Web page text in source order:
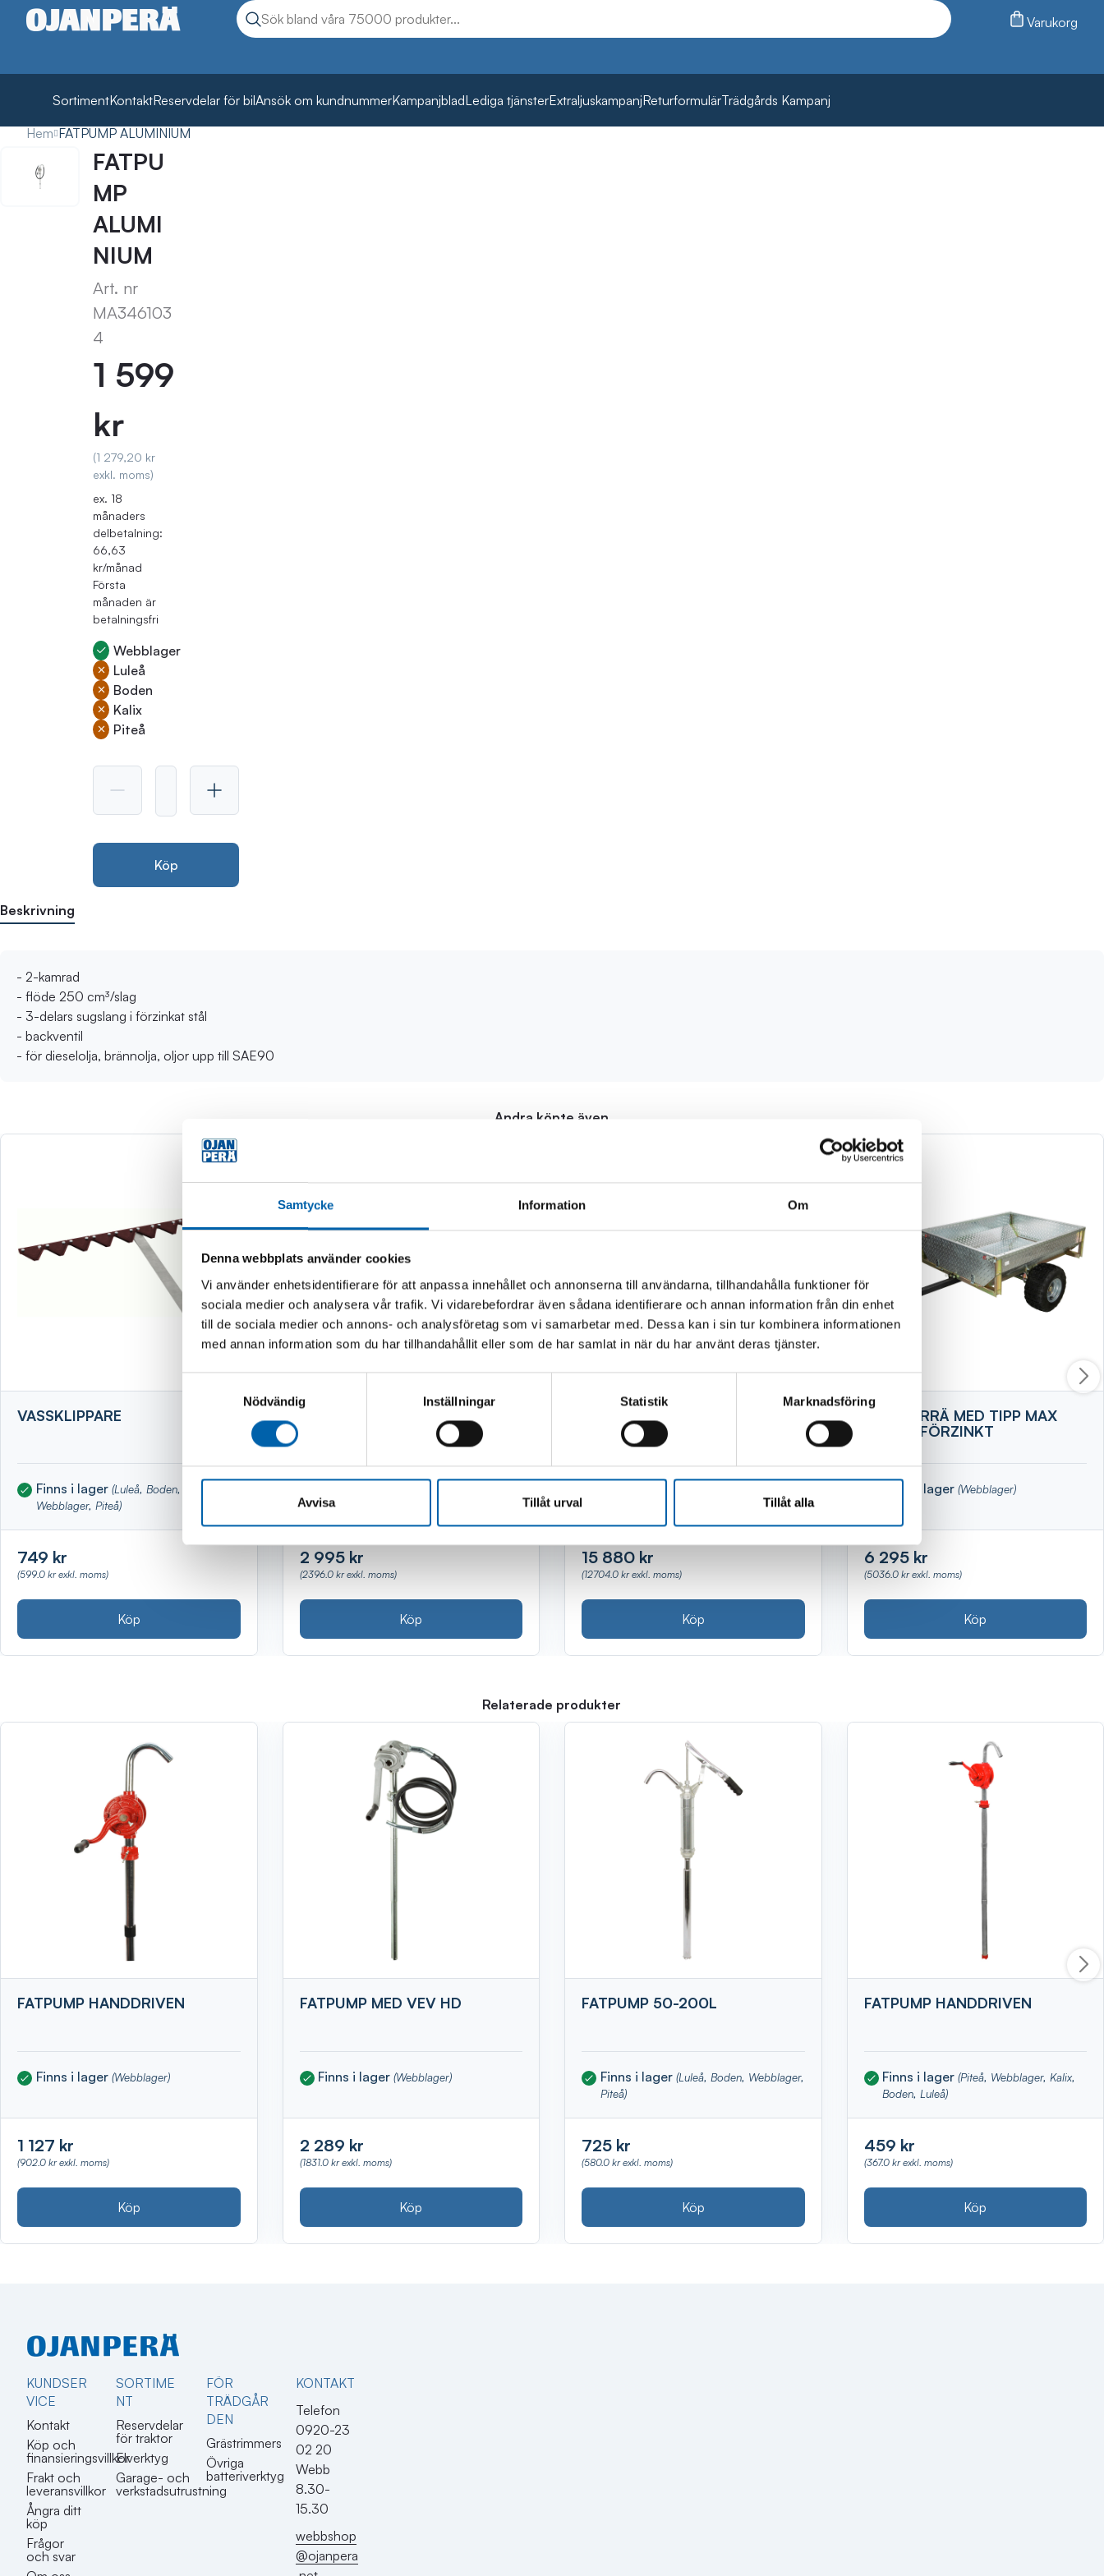
Samtycke Information Om
Denna webbplats använder cookies
Vi använder enhetsidentifierare för att anpassa innehållet och annonserna till användarna, tillhandahålla funktioner för
sociala medier och analysera vår trafik. Vi vidarebefordrar även sådana identifierare och annan information från din enhet
till de sociala medier och annons- och analysföretag som vi samarbetar med. Dessa kan i sin tur kombinera informationen
med annan information som du har tillhandahållit eller som de har samlat in när du har använt deras tjänster.
Nödvändig
Inställningar Statistik Marknadsföring
Avvisa Tillåt urval Tillåt alla
Sök produkter
Sök Varukorg
SortimentKontaktReservdelar för bilAnsök om kundnummerKampanjbladLediga tjänsterExtraljuskampanjReturformulärTrädgårds Kampanj
Hem FATPUMP ALUMINIUM
FATPU
MP
ALUMI
NIUM
Art. nr
MA346103
4
1 599
kr
(1 279,20 kr
exkl. moms)
ex. 18
månaders
delbetalning:
66,63
kr/månad
Första
månaden är
betalningsfri
Webblager
Luleå
Boden
Kalix
Piteå
Köp
Beskrivning
- 2-kamrad
- flöde 250 cm³/slag
- 3-delars sugslang i förzinkat stål
- backventil
- för dieselolja, brännolja, oljor upp till SAE90
Andra köpte även
VASSKLIPPARE
Finns i lager (Luleå, Boden, Kalix,
Webblager, Piteå)
749 kr
(599.0 kr exkl. moms)
Köp
Webblager)
2 995 kr
(2396.0 kr exkl. moms)
Köp
15 880 kr
(12704.0 kr exkl. moms)
Köp
SLÄPKÄRRÄ MED TIPP MAX
400KG FÖRZINKT
Finns i lager(Webblager)
6 295 kr
(5036.0 kr exkl. moms)
Köp
Relaterade produkter
FATPUMP HANDDRIVEN
Finns i lager (Webblager)
1 127 kr
(902.0 kr exkl. moms)
Köp
FATPUMP MED VEV HD
Finns i lager(Webblager)
2 289 kr
(1831.0 kr exkl. moms)
Köp
FATPUMP 50-200L
Finns i lager (Luleå, Boden, Webblager,
Piteå)
725 kr
(580.0 kr exkl. moms)
Köp
FATPUMP HANDDRIVEN
Finns i lager(Piteå, Webblager, Kalix,
Boden, Luleå)
459 kr
(367.0 kr exkl. moms)
Köp
KUNDSER
VICE
Kontakt
Köp och
finansieringsvillkor
Frakt och
leveransvillkor
Ångra ditt
köp
Frågor
och svar
SORTIME
NT
Reservdelar
för traktor
Elverktyg
Garage- och
verkstadsutrustning
FÖR
TRÄDGÅR
DEN
Grästrimmers
Övriga
batteriverktyg
KONTAKT​
Telefon
0920-23
02 20
Webb
8.30-
15.30
webbshop
@ojanpera